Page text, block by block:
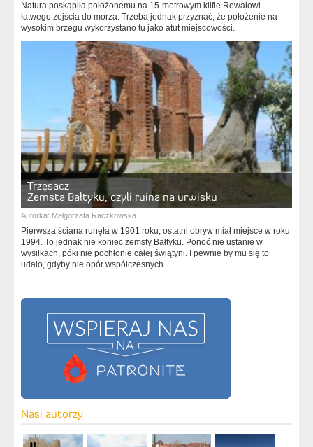
Natura poskąpiła położonemu na 15-metrowym klifie Rewalowi
łatwego zejścia do morza. Trzeba jednak przyznać, że położenie na
wysokim brzegu wykorzystano tu jako atut miejscowości.
Trzęsacz
Zemsta Bałtyku, czyli ruina na urwisku
Autorka: Małgorzata Raczkowska
Pierwsza ściana runęła w 1901 roku, ostatni obryw miał miejsce w roku
1994. To jednak nie koniec zemsty Bałtyku. Ponoć nie ustanie w
wysiłkach, póki nie pochłonie całej świątyni. I pewnie by mu się to
udało, gdyby nie opór współczesnych.
Nasi autorzy